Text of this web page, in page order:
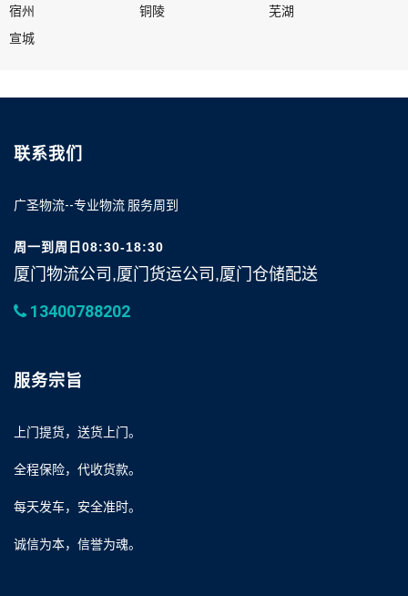
宿州
铜陵
芜湖
宣城
联系我们
广圣物流--专业物流 服务周到
周一到周日08:30-18:30
厦门物流公司,厦门货运公司,厦门仓储配送
13400788202
服务宗旨
上门提货，送货上门。
全程保险，代收货款。
每天发车，安全准时。
诚信为本，信誉为魂。